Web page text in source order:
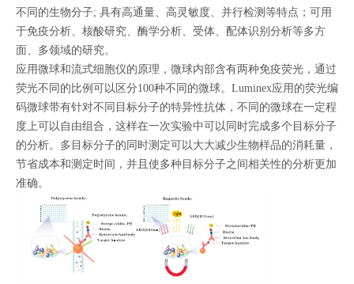
不同的生物分子; 具有高通量、高灵敏度、并行检测等特点；可用
于免疫分析、核酸研究、酶学分析、受体、配体识别分析等多方
面、多领域的研究。
应用微球和流式细胞仪的原理，微球内部含有两种免疫荧光，通过
荧光不同的比例可以区分100种不同的微球。Luminex应用的荧光编
码微球带有针对不同目标分子的特异性抗体，不同的微球在一定程
度上可以自由组合，这样在一次实验中可以同时完成多个目标分子
的分析。多目标分子的同时测定可以大大减少生物样品的消耗量，
节省成本和测定时间，并且使多种目标分子之间相关性的分析更加
准确。